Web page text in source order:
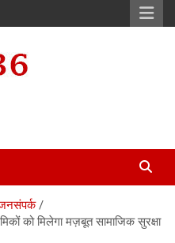
को मिलेगा मज़बूत सामाजिक सुरक्षा